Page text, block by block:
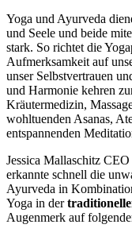
Yoga und Ayurveda
und Seele und beide
stark. So richtet die
Aufmerksamkeit auf
unser Selbstvertrauen
und Harmonie kehren
Kräutermedizin,
wohltuenden Asanas,
entspannenden
Jessica Mallaschitz
erkannte schnell die
Ayurveda in
Yoga in der
Augenmerk auf